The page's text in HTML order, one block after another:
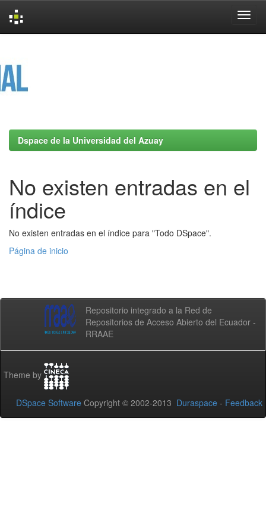
Dspace de la Universidad del Azuay
No existen entradas en el
índice
No existen entradas en el índice para "Todo DSpace".
Página de inicio
Repositorio integrado a la Red de
Repositorios de Acceso Abierto del Ecuador -
RRAAE
Theme by
DSpace Software Copyright © 2002-2013 Duraspace - Feedback